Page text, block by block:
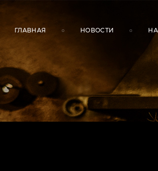
ГЛАВНАЯ НОВОСТИ